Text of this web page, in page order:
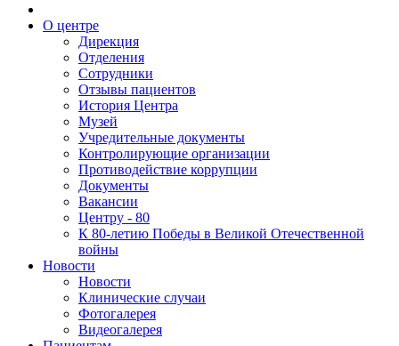
О центре
Дирекция
Отделения
Сотрудники
Отзывы пациентов
История Центра
Музей
Учредительные документы
Контролирующие организации
Противодействие коррупции
Документы
Вакансии
Центру - 80
К 80-летию Победы в Великой Отечественной
войны
Новости
Новости
Клинические случаи
Фотогалерея
Видеогалерея